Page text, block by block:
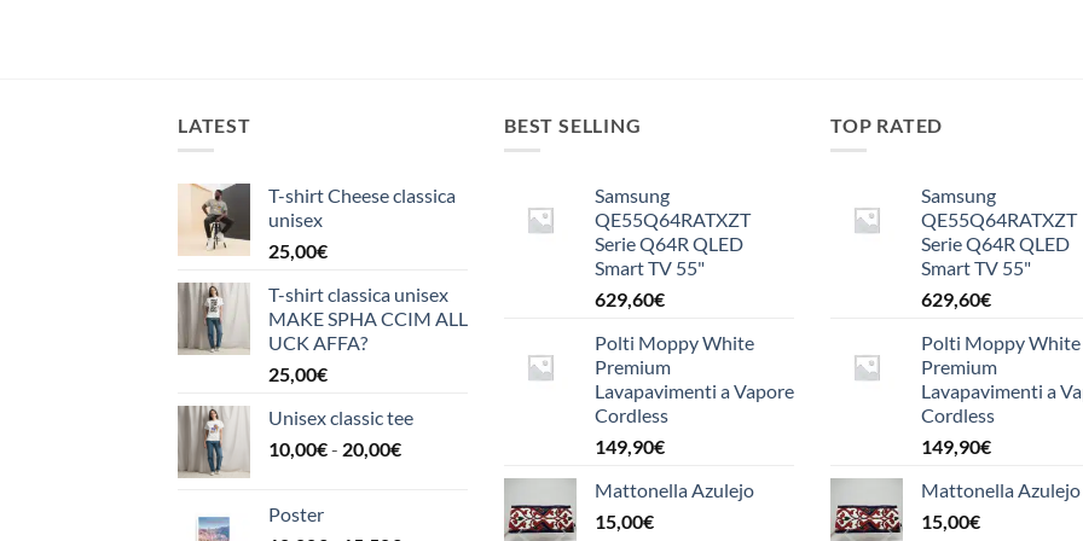
LATEST
T-shirt Cheese classica
unisex
25,00€
T-shirt classica unisex
MAKE SPHA CCIM ALL
UCK AFFA?
25,00€
Unisex classic tee
10,00€- 20,00€Fascia
Poster
BEST SELLING
Samsung
QE55Q64RATXZT
Serie Q64R QLED
Smart TV 55"
629,60€
Polti Moppy White
Premium
Lavapavimenti a Vapore
Cordless
149,90€
Mattonella Azulejo
15,00€
TOP RATED
Samsung
QE55Q64RATXZT
Serie Q64R QLED
Smart TV 55"
629,60€
Polti Moppy White
Premium
Lavapavimenti a
Cordless
149,90€
Mattonella Azulejo
15,00€